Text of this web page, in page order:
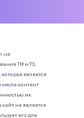
ТМ и ТЗ,
является
числе контент
их
не является
его для